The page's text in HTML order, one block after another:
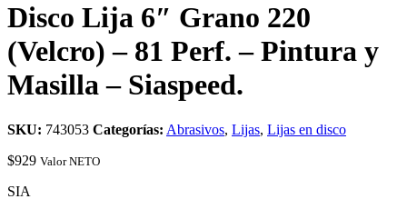
Disco Lija 6″ Grano 220
(Velcro) – 81 Perf. – Pintura y
Masilla – Siaspeed.
SKU: 743053 Categorías: Abrasivos, Lijas, Lijas en disco
$929 Valor NETO
SIA